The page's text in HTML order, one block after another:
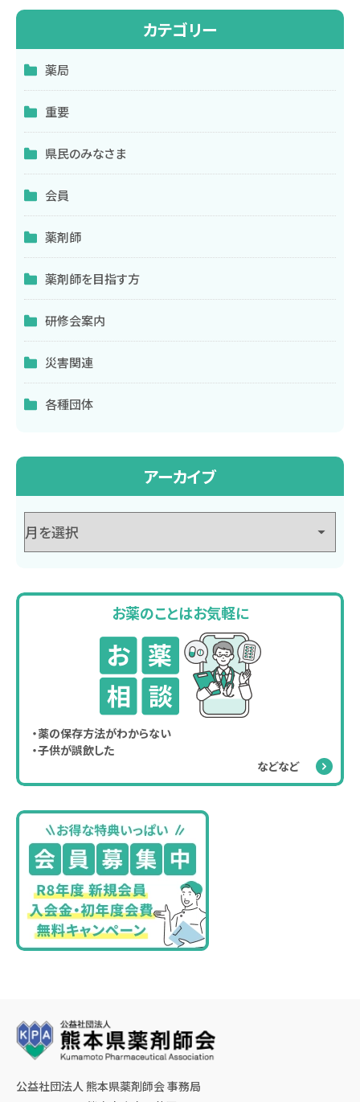
カテゴリー
薬局
重要
県民のみなさま
会員
薬剤師
薬剤師を目指す方
研修会案内
災害関連
各種団体
アーカイブ
お薬のことはお気軽に
・薬の保存方法がわからない
・子供が誤飲した
などなど
公益社団法人 熊本県薬剤師会 事務局